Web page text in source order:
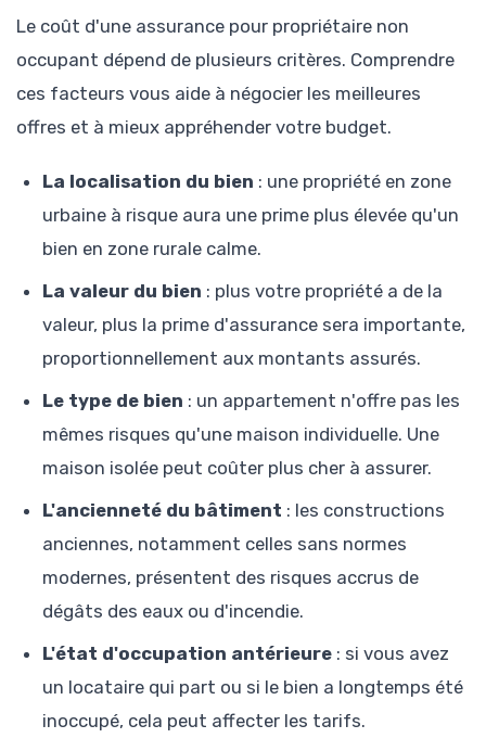
Le coût d'une assurance pour propriétaire non
occupant dépend de plusieurs critères. Comprendre
ces facteurs vous aide à négocier les meilleures
offres et à mieux appréhender votre budget.
La localisation du bien : une propriété en zone
urbaine à risque aura une prime plus élevée qu'un
bien en zone rurale calme.
La valeur du bien : plus votre propriété a de la
valeur, plus la prime d'assurance sera importante,
proportionnellement aux montants assurés.
Le type de bien : un appartement n'offre pas les
mêmes risques qu'une maison individuelle. Une
maison isolée peut coûter plus cher à assurer.
L'ancienneté du bâtiment : les constructions
anciennes, notamment celles sans normes
modernes, présentent des risques accrus de
dégâts des eaux ou d'incendie.
L'état d'occupation antérieure : si vous avez
un locataire qui part ou si le bien a longtemps été
inoccupé, cela peut affecter les tarifs.